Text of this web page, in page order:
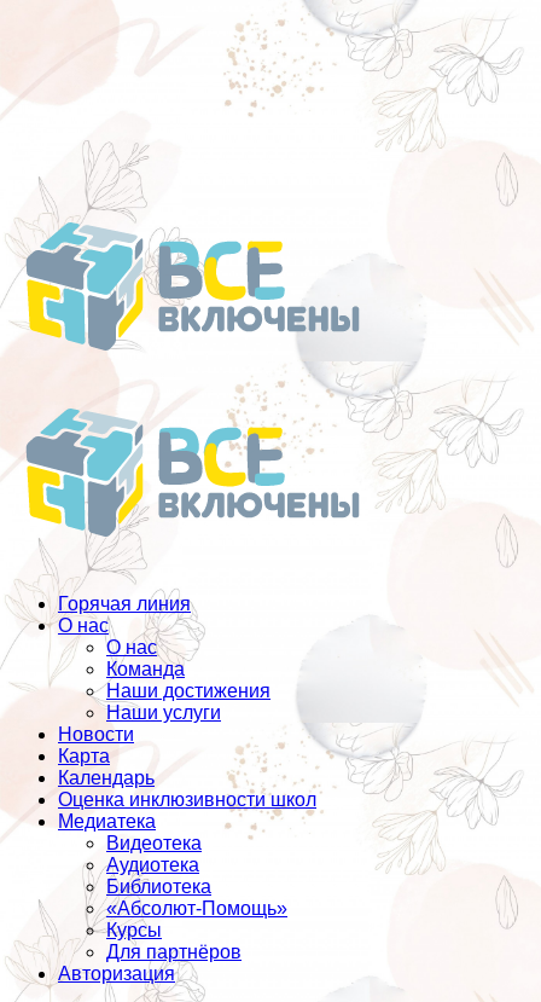
Перейти
к
содержанию
Горячая линия
О нас
О нас
Команда
Наши достижения
Наши услуги
Новости
Карта
Календарь
Оценка инклюзивности школ
Медиатека
Видеотека
Аудиотека
Библиотека
«Абсолют-Помощь»
Курсы
Для партнёров
Авторизация